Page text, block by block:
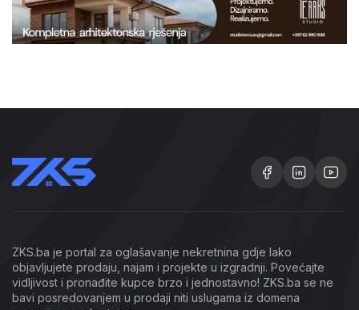
ZKS.ba je portal za oglašavanje nekretnina gdje lako
objavljujete prodaju, najam i projekte u izgradnji. Povećajte
vidljivost i pronađite kupce brzo i jednostavno! ZKS.ba se ne
bavi posredovanjem u prodaji niti uslugama iz domena